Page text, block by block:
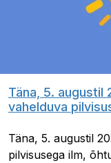
Täna, 5. augustil
vahelduva
Täna, 5. augustil
pilvisusega ilm,